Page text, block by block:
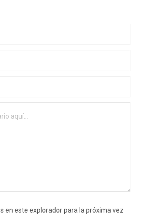
en este explorador para la próxima vez